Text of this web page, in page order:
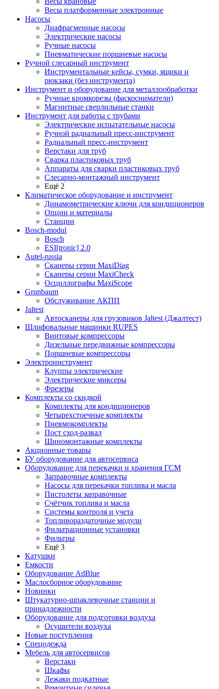
Весы платформенные электронные
Насосы
Диафрагменные насосы
Электрические насосы
Ручные насосы
Пневматические поршневые насосы
Ручной слесарный инструмент
Инструментальные кейсы, сумки, ящики и
рюкзаки (без инструмента)
Инструмент и оборудование для металлообработки
Ручные кромкорезы (фаскосниматели)
Магнитные сверлильные станки
Инструмент для работы с трубами
Электрические испытательные насосы
Ручной радиальный пресс-инструмент
Радиальный пресс-инструмент
Верстаки для труб
Сварка пластиковых труб
Аппараты для сварки пластиковых труб
Слесарно-монтажный инструмент
Ещё 2
Климатическое оборудование и инструмент
Динамометрические ключи для кондиционеров
Опции и материалы
Станции
Bosch-modul
Bosch
ESI[tronic] 2.0
Autel-russia
Сканеры серии MaxiDiag
Сканеры серии MaxiCheck
Осциллографы MaxiScope
Grunbaum
Обслуживание АКПП
Jaltest
Автосканеры для грузовиков Jaltest (Джалтест)
Шлифовальные машинки RUPES
Винтовые компрессоры
Дизельные передвижные компрессоры
Поршневые компрессоры
Электроинструмент
Клуппы электрические
Электрические миксеры
Фрезеры
Комплекты со скидкой
Комплекты для кондиционеров
Четырехстоечные комплекты
Пневмокомплекты
Пост сход-развал
Шиномонтажные комплекты
Акционные товары
БУ оборудование для автосервиса
Оборудование для перекачки и хранения ГСМ
Заправочные комплекты
Насосы для перекачки топлива и масла
Пистолеты заправочные
Счётчик топлива и масла
Системы контроля и учета
Топливораздаточные модули
Фильтрационные установки
Фильтры
Ещё 3
Катушки
Емкости
Оборудование AdBlue
Маслосборное оборудование
Новинки
Штукатурно-шпаклевочные станции и
принадлежности
Оборудование для подготовки воздуха
Осушители воздуха
Новые поступления
Спецодежда
Мебель для автосервисов
Верстаки
Шкафы
Лежаки подкатные